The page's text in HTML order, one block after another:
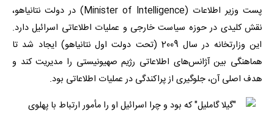
پست وزیر اطلاعات (Minister of Intelligence) در دولت نتانیاهو،
نقش کلیدی در حوزه سیاست خارجی و عملیات اطلاعاتی اسرائیل دارد.
این وزارتخانه در سال 2009 (تحت دولت اول نتانیاهو) ایجاد شد تا
هماهنگی بین آژانس‌های اطلاعاتی رژیم صهیونیستی را مدیریت کند و
هدف اصلی آن، جلوگیری از پراکندگی در عملیات اطلاعاتی بود.